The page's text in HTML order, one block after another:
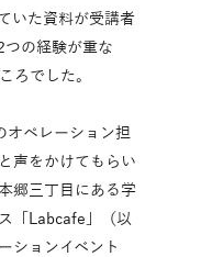
いた資料が受講者
つの経験が重な
ろでした。
オペレーション担
声をかけてもらい
郷三丁目にある学
「Labcafe」（以
ションイベント